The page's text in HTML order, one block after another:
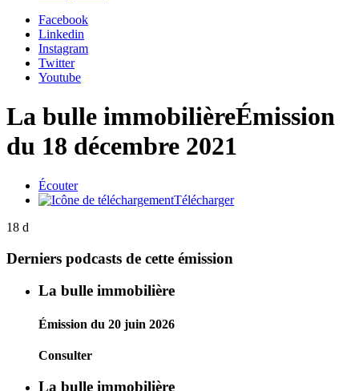
Facebook
Linkedin
Instagram
Twitter
Youtube
La bulle immobilièreÉmission
du 18 décembre 2021
Écouter
Télécharger
18 d
Derniers podcasts de cette émission
La bulle immobilière
Émission du 20 juin 2026
Consulter
La bulle immobilière